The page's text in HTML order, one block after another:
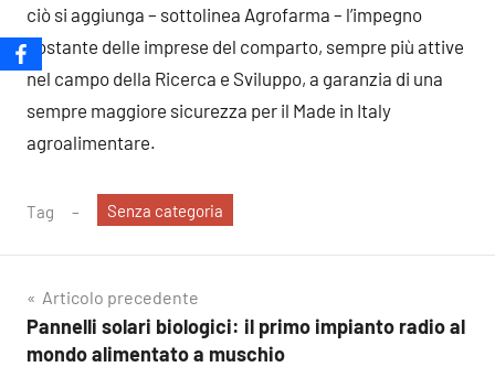
ciò si aggiunga – sottolinea Agrofarma – l’impegno
costante delle imprese del comparto, sempre più attive
nel campo della Ricerca e Sviluppo, a garanzia di una
sempre maggiore sicurezza per il Made in Italy
agroalimentare.
Tag Senza categoria
Navigazione
articoli
Articolo precedente
Pannelli solari biologici: il primo impianto radio al
mondo alimentato a muschio